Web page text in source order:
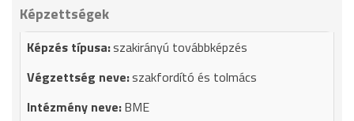
Képzettségek
szakirányú továbbképzés
szakfordító és tolmács
BME